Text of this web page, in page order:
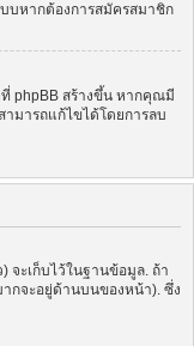
บหากต้องการสมัครสมาชิก
phpBB สร้างขึ้น หากคุณมี
ามารถแก้ไขได้โดยการลบ
ะเก็บไว้ในฐานข้อมูล. ถ้า
กจะอยู่ด้านบนของหน้า). ซึ่ง